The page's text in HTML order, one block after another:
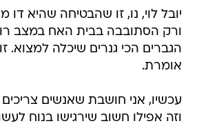
יובל לוי, נו, זו שהבטיחה שהיא דו
ורק הסתובבה בבית האח במצב
הגברים הכי גנרים שיכלה למצוא.
אומרת.
עכשיו, אני חושבת שאנשים
וזה אפילו חשוב שירגישו בנוח